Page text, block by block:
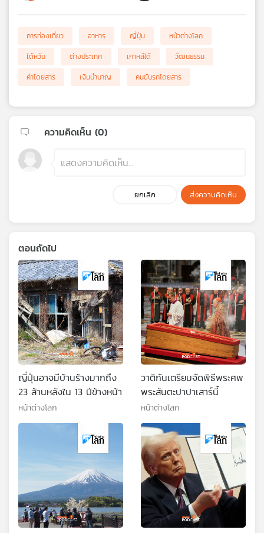
การท่องเที่ยว อาหาร ญี่ปุ่น
หน้าต่างโลก
ไต้หวัน
ต่างประเทศ เกาหลีใต้
วัฒนธรรม
ค่าโดยสาร
เงินบำนาญ คนขับรถโดยสาร
ความคิดเห็น (0)
ยกเลิก ส่งความคิดเห็น
ตอนถัดไป
ญี่ปุ่นอาจมีบ้านร้างมากถึง
23 ล้านหลังใน 13 ปีข้างหน้า
หน้าต่างโลก
วาติกันเตรียมจัดพิธีพระศพ
พระสันตะปาปาเสาร์นี้
หน้าต่างโลก